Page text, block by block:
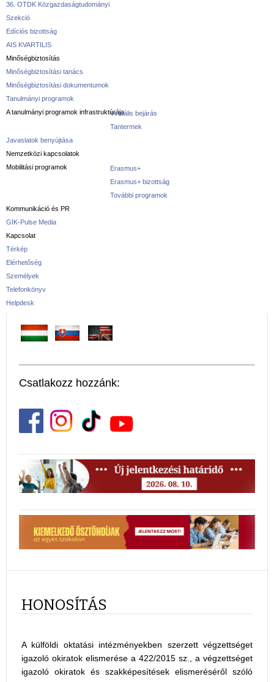
36. OTDK Közgazdaságtudományi
Szekció
Edíciós bizottság
AIS KVARTILIS
Minőségbiztosítás
Minőségbiztosítási tanács
Minőségbiztosítási dokumentumok
Tanulmányi programok
A tanulmányi programok infrastruktúrájaVirtuális bejárás
Tantermek
Javaslatok benyújtása
Nemzetközi kapcsolatok
Mobilitási programok
Erasmus+
Erasmus+ bizottság
További programok
Kommunikáció és PR
GIK-Pulse Media
Kapcsolat
Térkép
Elérhetőség
Személyek
Telefonkönyv
Helpdesk
Csatlakozz hozzánk:
HONOSÍTÁS
A külföldi oktatási intézményekben szerzett végzettséget
igazoló okiratok elismerése a 422/2015 sz., a végzettséget
igazoló okiratok és szakképesítések elismeréséről szóló